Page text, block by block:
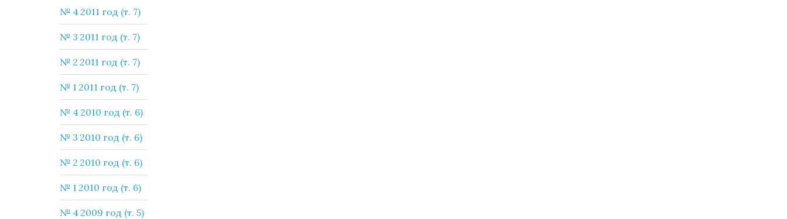
№ 4 2011 год (т. 7)
№ 3 2011 год (т. 7)
№ 2 2011 год (т. 7)
№ 1 2011 год (т. 7)
№ 4 2010 год (т. 6)
№ 3 2010 год (т. 6)
№ 2 2010 год (т. 6)
№ 1 2010 год (т. 6)
№ 4 2009 год (т. 5)